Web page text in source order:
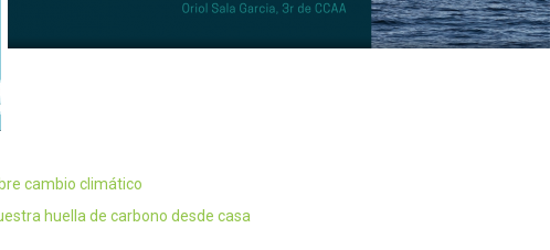
cambio climático
huella de carbono desde casa